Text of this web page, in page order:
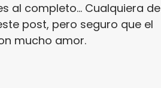
al completo... Cualquiera de
post, pero seguro que el
mucho amor.